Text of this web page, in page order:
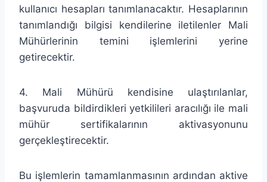
kullanıcı hesapları tanımlanacaktır. Hesaplarının
tanımlandığı bilgisi kendilerine iletilenler Mali
Mühürlerinin temini işlemlerini yerine
getirecektir.
4. Mali Mühürü kendisine ulaştırılanlar,
başvuruda bildirdikleri yetkilileri aracılığı ile mali
mühür sertifikalarının aktivasyonunu
gerçekleştirecektir.
Bu işlemlerin tamamlanmasının ardından aktive